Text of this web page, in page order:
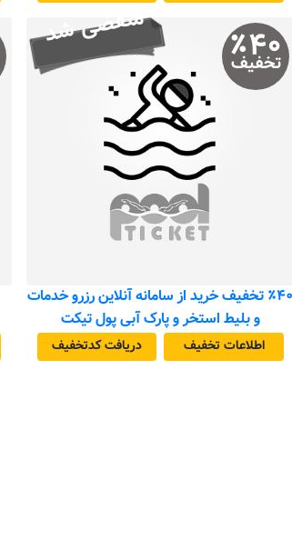
منقضی شد ۴۰٪
تخفیف
٪۴۰ تخفیف خرید از سامانه آنلاین رزرو خدمات
و بلیط استخر و پارک آبی پول تیکت
اطلاعات تخفیف دریافت کد‌تخفیف